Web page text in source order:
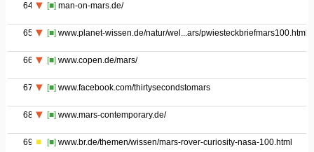
64 [■] man-on-mars.de/
65 [■] www.planet-wissen.de/natur/wel...ars/pwiesteckbriefmars100.html
66 [■] www.copen.de/mars/
67 [■] www.facebook.com/thirtysecondstomars
68 [■] www.mars-contemporary.de/
69 [■] www.br.de/themen/wissen/mars-rover-curiosity-nasa-100.html